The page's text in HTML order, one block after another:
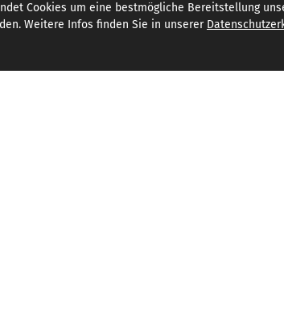
Cookies um eine bestmögliche Bereitstellung
Weitere Infos finden Sie in unserer